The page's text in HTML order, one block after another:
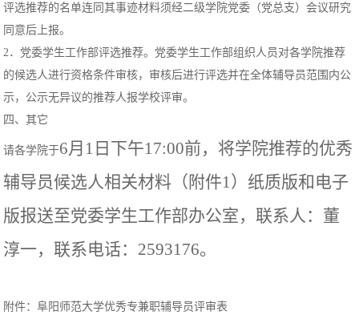
评选推荐的名单连同其事迹材料须经二级学院党委（党总支）会议研究
同意后上报。
2．党委学生工作部评选推荐。党委学生工作部组织人员对各学院推荐
的候选人进行资格条件审核，审核后进行评选并在全体辅导员范围内公
示，公示无异议的推荐人报学校评审。
四、其它
请各学院于6月1日下午17:00前，将学院推荐的优秀
辅导员候选人相关材料（附件1）纸质版和电子
版报送至党委学生工作部办公室，联系人：董
淳一，联系电话：2593176。
附件：阜阳师范大学优秀专兼职辅导员评审表